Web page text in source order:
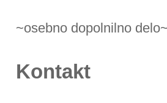
~osebno dopolnilno delo~
Kontakt